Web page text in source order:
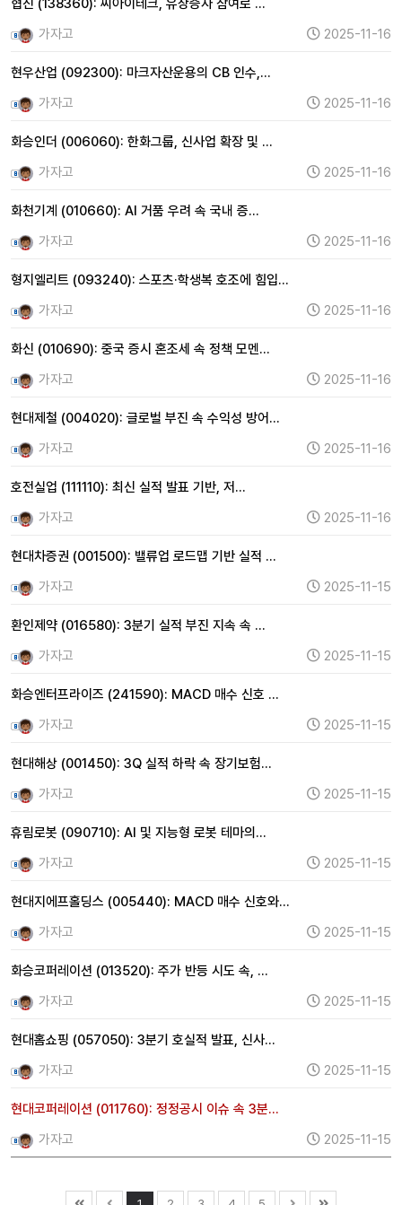
협진 (138360): 씨아이테크, 유상증자 참여로 …
가자고
2025-11-16
현우산업 (092300): 마크자산운용의 CB 인수,…
가자고
2025-11-16
화승인더 (006060): 한화그룹, 신사업 확장 및 …
가자고
2025-11-16
화천기계 (010660): AI 거품 우려 속 국내 증…
가자고
2025-11-16
형지엘리트 (093240): 스포츠·학생복 호조에 힘입…
가자고
2025-11-16
화신 (010690): 중국 증시 혼조세 속 정책 모멘…
가자고
2025-11-16
현대제철 (004020): 글로벌 부진 속 수익성 방어…
가자고
2025-11-16
호전실업 (111110): 최신 실적 발표 기반, 저…
가자고
2025-11-16
현대차증권 (001500): 밸류업 로드맵 기반 실적 …
가자고
2025-11-15
환인제약 (016580): 3분기 실적 부진 지속 속 …
가자고
2025-11-15
화승엔터프라이즈 (241590): MACD 매수 신호 …
가자고
2025-11-15
현대해상 (001450): 3Q 실적 하락 속 장기보험…
가자고
2025-11-15
휴림로봇 (090710): AI 및 지능형 로봇 테마의…
가자고
2025-11-15
현대지에프홀딩스 (005440): MACD 매수 신호와…
가자고
2025-11-15
화승코퍼레이션 (013520): 주가 반등 시도 속, …
가자고
2025-11-15
현대홈쇼핑 (057050): 3분기 호실적 발표, 신사…
가자고
2025-11-15
현대코퍼레이션 (011760): 정정공시 이슈 속 3분…
가자고
2025-11-15